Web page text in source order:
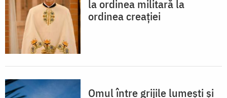
la ordinea militară la
ordinea creației
Omul între grijile lumești și